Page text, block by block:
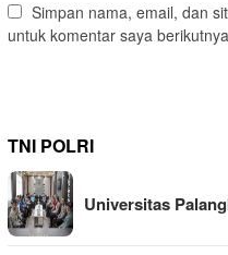
Simpan nama, email, dan
untuk komentar saya
TNI POLRI
Universitas